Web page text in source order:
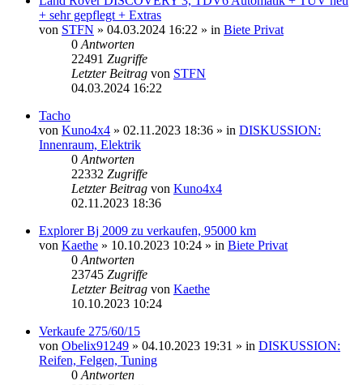
+ sehr gepflegt + Extras
von STFN » 04.03.2024 16:22 » in Biete Privat
0 Antworten
22491 Zugriffe
Letzter Beitrag von STFN
04.03.2024 16:22
Tacho
von Kuno4x4 » 02.11.2023 18:36 » in DISKUSSION:
Innenraum, Elektrik
0 Antworten
22332 Zugriffe
Letzter Beitrag von Kuno4x4
02.11.2023 18:36
Explorer Bj 2009 zu verkaufen, 95000 km
von Kaethe » 10.10.2023 10:24 » in Biete Privat
0 Antworten
23745 Zugriffe
Letzter Beitrag von Kaethe
10.10.2023 10:24
Verkaufe 275/60/15
von Obelix91249 » 04.10.2023 19:31 » in DISKUSSION:
Reifen, Felgen, Tuning
0 Antworten